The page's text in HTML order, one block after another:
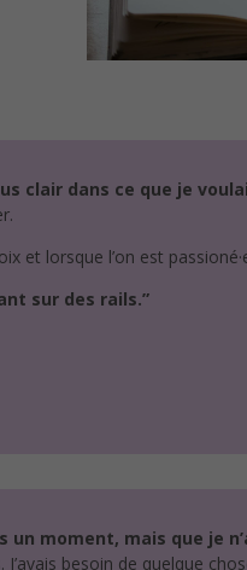
clair dans ce que je
lorsque l’on est
sur des rails.”
moment, mais que je
besoin de quelque